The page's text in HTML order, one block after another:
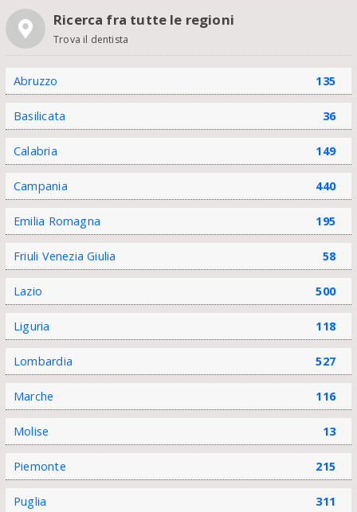
Ricerca fra tutte le regioni
Trova il dentista
Abruzzo 135
Basilicata 36
Calabria 149
Campania 440
Emilia Romagna 195
Friuli Venezia Giulia 58
Lazio 500
Liguria 118
Lombardia 527
Marche 116
Molise 13
Piemonte 215
Puglia 311